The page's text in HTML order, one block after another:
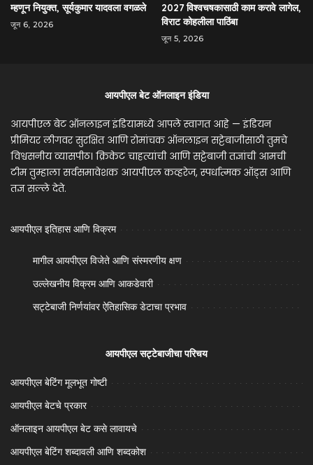
म्हणून नियुक्त, सूर्यकुमार यादवला वगळले
जून 6, 2026
2027 विश्वचषकासाठी काम करावे लागेल,
विराट कोहलीला पाठिंबा
जून 5, 2026
आयपीएल बेट ऑनलाइन इंडिया
आयपीएल बेट ऑनलाइन इंडियामध्ये आपले स्वागत आहे — इंडियन
प्रीमियर लीगवर सुरक्षित आणि रोमांचक ऑनलाइन सट्टेबाजीसाठी तुमचे
विश्वसनीय व्यासपीठ। क्रिकेट चाहत्यांची आणि सट्टेबाजी तज्ञांची आमची
टीम तुम्हाला सर्वसमावेशक आयपीएल कव्हरेज, स्पर्धात्मक ऑड्स आणि
तज्ञ सल्ले देते.
आयपीएल इतिहास आणि विक्रम
मागील आयपीएल विजेते आणि संस्मरणीय क्षण
उल्लेखनीय विक्रम आणि आकडेवारी
सट्टेबाजी निर्णयांवर ऐतिहासिक डेटाचा प्रभाव
आयपीएल सट्टेबाजीचा परिचय
आयपीएल बेटिंग मूलभूत गोष्टी
आयपीएल बेटचे प्रकार
ऑनलाइन आयपीएल बेट कसे लावायचे
आयपीएल बेटिंग शब्दावली आणि शब्दकोश